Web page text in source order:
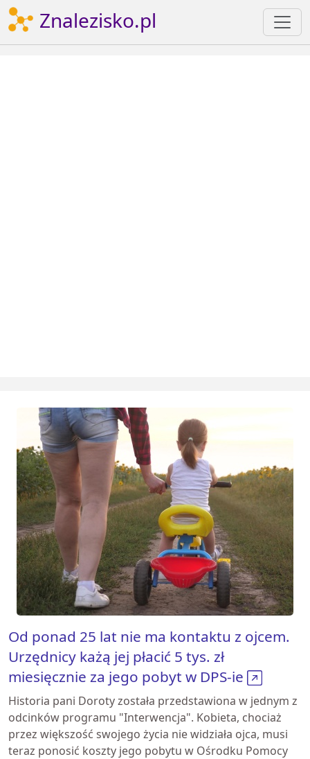
Znalezisko.pl
Od ponad 25 lat nie ma kontaktu z ojcem.
Urzędnicy każą jej płacić 5 tys. zł
miesięcznie za jego pobyt w DPS-ie
Historia pani Doroty została przedstawiona w jednym z
odcinków programu "Interwencja". Kobieta, chociaż
przez większość swojego życia nie widziała ojca, musi
teraz ponosić koszty jego pobytu w Ośrodku Pomocy